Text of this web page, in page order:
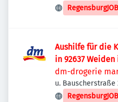
Aushilfe für die
in 92637 Weiden
dm-drogerie
u. Bauscherstraße
Oberpfalz,